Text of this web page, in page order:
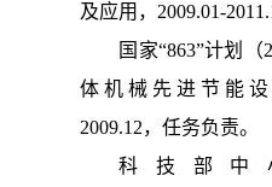
及应用，2009.01-
国家“863”计划
体机械先进节能设
2009.12，任务负责。
科技部中